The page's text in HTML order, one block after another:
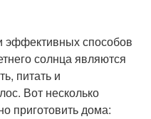
способов
солнца являются
питать и
Вот несколько
приготовить дома: